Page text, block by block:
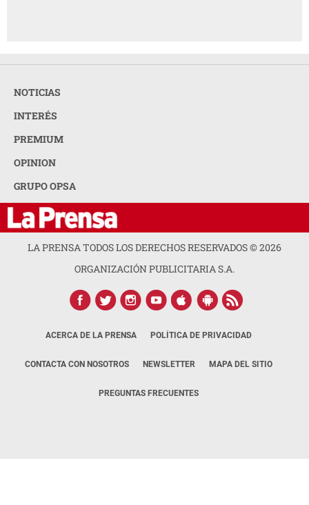
NOTICIAS
INTERÉS
PREMIUM
OPINION
GRUPO OPSA
LA PRENSA TODOS LOS DERECHOS RESERVADOS ©2026
ORGANIZACIÓN PUBLICITARIA S.A.
ACERCA DE LA PRENSA POLÍTICA DE PRIVACIDAD
CONTACTA CON NOSOTROS NEWSLETTER MAPA DEL SITIO
PREGUNTAS FRECUENTES